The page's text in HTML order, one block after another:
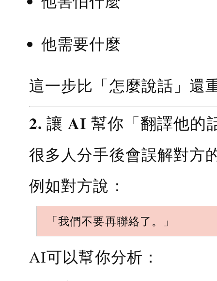
他需要什麼
這一步比「怎麼說話」還
2. 讓 AI 幫你「翻譯他的
很多人分手後會誤解對方
例如對方說：
「我們不要再聯絡了。」
AI可以幫你分析：